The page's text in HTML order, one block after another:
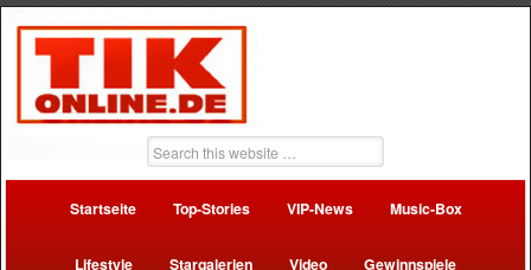
Startseite Top-Stories VIP-News Music-Box
Lifestyle Stargalerien Video Gewinnspiele